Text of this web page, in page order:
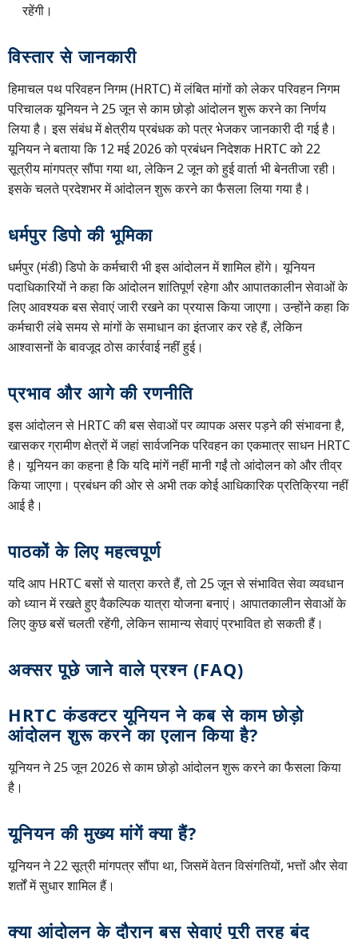
रहेंगी।
विस्तार से जानकारी
हिमाचल पथ परिवहन निगम (HRTC) में लंबित मांगों को लेकर परिवहन निगम
परिचालक यूनियन ने 25 जून से काम छोड़ो आंदोलन शुरू करने का निर्णय
लिया है। इस संबंध में क्षेत्रीय प्रबंधक को पत्र भेजकर जानकारी दी गई है।
यूनियन ने बताया कि 12 मई 2026 को प्रबंधन निदेशक HRTC को 22
सूत्रीय मांगपत्र सौंपा गया था, लेकिन 2 जून को हुई वार्ता भी बेनतीजा रही।
इसके चलते प्रदेशभर में आंदोलन शुरू करने का फैसला लिया गया है।
धर्मपुर डिपो की भूमिका
धर्मपुर (मंडी) डिपो के कर्मचारी भी इस आंदोलन में शामिल होंगे। यूनियन
पदाधिकारियों ने कहा कि आंदोलन शांतिपूर्ण रहेगा और आपातकालीन सेवाओं के
लिए आवश्यक बस सेवाएं जारी रखने का प्रयास किया जाएगा। उन्होंने कहा कि
कर्मचारी लंबे समय से मांगों के समाधान का इंतजार कर रहे हैं, लेकिन
आश्वासनों के बावजूद ठोस कार्रवाई नहीं हुई।
प्रभाव और आगे की रणनीति
इस आंदोलन से HRTC की बस सेवाओं पर व्यापक असर पड़ने की संभावना है,
खासकर ग्रामीण क्षेत्रों में जहां सार्वजनिक परिवहन का एकमात्र साधन HRTC
है। यूनियन का कहना है कि यदि मांगें नहीं मानी गईं तो आंदोलन को और तीव्र
किया जाएगा। प्रबंधन की ओर से अभी तक कोई आधिकारिक प्रतिक्रिया नहीं
आई है।
पाठकों के लिए महत्वपूर्ण
यदि आप HRTC बसों से यात्रा करते हैं, तो 25 जून से संभावित सेवा व्यवधान
को ध्यान में रखते हुए वैकल्पिक यात्रा योजना बनाएं। आपातकालीन सेवाओं के
लिए कुछ बसें चलती रहेंगी, लेकिन सामान्य सेवाएं प्रभावित हो सकती हैं।
अक्सर पूछे जाने वाले प्रश्न (FAQ)
HRTC कंडक्टर यूनियन ने कब से काम छोड़ो
आंदोलन शुरू करने का एलान किया है?
यूनियन ने 25 जून 2026 से काम छोड़ो आंदोलन शुरू करने का फैसला किया
है।
यूनियन की मुख्य मांगें क्या हैं?
यूनियन ने 22 सूत्री मांगपत्र सौंपा था, जिसमें वेतन विसंगतियों, भत्तों और सेवा
शर्तों में सुधार शामिल हैं।
क्या आंदोलन के दौरान बस सेवाएं पूरी तरह बंद